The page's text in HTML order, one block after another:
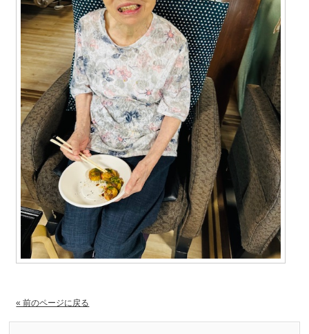
« 前のページに戻る